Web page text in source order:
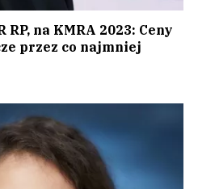
RP, na KMRA 2023: Ceny
przez co najmniej